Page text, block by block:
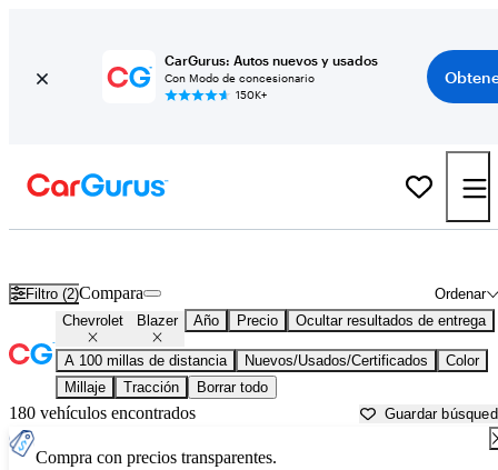
CarGurus: Autos nuevos y usados
Con Modo de concesionario
150K+
Filtro (2) Ordenar
Compara
Chevrolet Blazer Año Precio Ocultar resultados de entrega
A 100 millas de distancia Nuevos/Usados/Certificados
Color
Millaje
Tracción Borrar todo
180 vehículos encontrados Guardar
Compra con precios transparentes.